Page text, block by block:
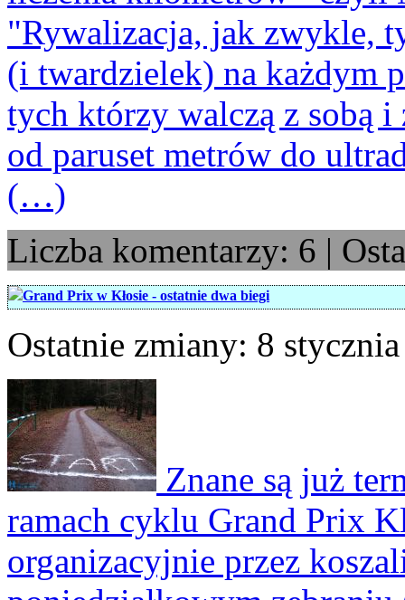
"Rywalizacja, jak zwykle,
(i twardzielek) na każdym
tych którzy walczą z sobą
od paruset metrów do
(…)
Liczba komentarzy: 6 |
Grand Prix w Kłosie - ostatnie dwa biegi
Ostatnie zmiany: 8
Znane są już
ramach cyklu Grand Prix
organizacyjnie przez